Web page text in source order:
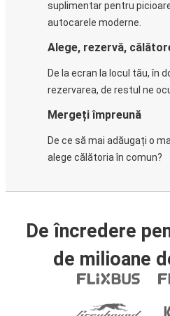
suplimentar pentru
autocarele moderne.
Alege, rezervă,
De la ecran la locul tău, în
rezervarea, de restul ne
Mergeți împreună
De ce să mai adăugați o
alege călătoria în comun?
De încredere
de milioane